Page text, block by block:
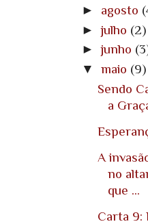
► agosto
►julho (2)
►junho
▼ maio (9)
Sendo
a
A
no
que ...
Carta 9: